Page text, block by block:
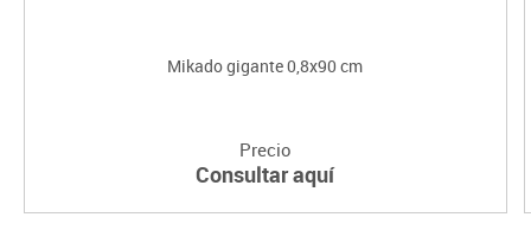
Mikado gigante 0,8x90 cm
Precio
Consultar aquí